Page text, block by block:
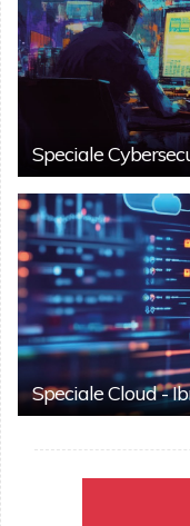
Speciale
Speciale Cloud -